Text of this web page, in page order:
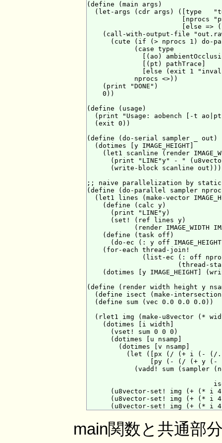
(define (main args)
(let-args (cdr args) ([type
[nprocs
[else =>
(call-with-output-file
(cute (if (> nprocs 1) do-
            (case type
[(ao)
              [(pt) pathTrace]
[else (exit 1
            nprocs <>))
    (print "DONE")
    0))
(define (usage)
(print "Usage: aobench [-t
  (exit 0))
(define (do-serial sampler _ out)
  (dotimes [y IMAGE_HEIGHT]
(let1 scanline (render
(print "LINE"y" - "
(write-block scanline
;; naive parallelization by
(define (do-parallel sampler
(let1 lines (make-vector
    (define (calc y)
      (print "LINE"y)
      (set! (ref lines y)
(render IMAGE_WIDTH
    (define (task off)
(do-ec (: y off
    (for-each thread-join!
(list-ec (: off
(thread-
(dotimes [y IMAGE_HEIGHT]
(define (render width height y
(define isect (make-
  (define sum (vec 0.0 0.0 0.0))
(rlet1 img (make-u8vector (*
    (dotimes [i width]
      (vset! sum 0 0 0)
      (dotimes [u nsamp]
        (dotimes [v nsamp]
(let ([px (/ (+ i (- (/
[py (- (/ (+ y (-
(vadd! sum (sampler
(u8vector-set! img (+ (* i
(u8vector-set! img (+ (* i
main関数と共通部